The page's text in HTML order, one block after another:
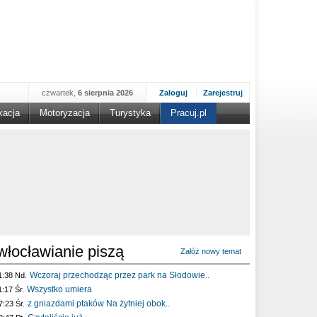
Zaloguj Zarejestruj
czwartek, 6 sierpnia 2026
Motoryzacja Turystyka Pracuj.pl
piszą Załóż nowy temat
Nd. Wczoraj przechodząc przez park na Słodowie..
Śr. Wszystko umiera
Śr. z gniazdami ptaków Na żytniej obok..